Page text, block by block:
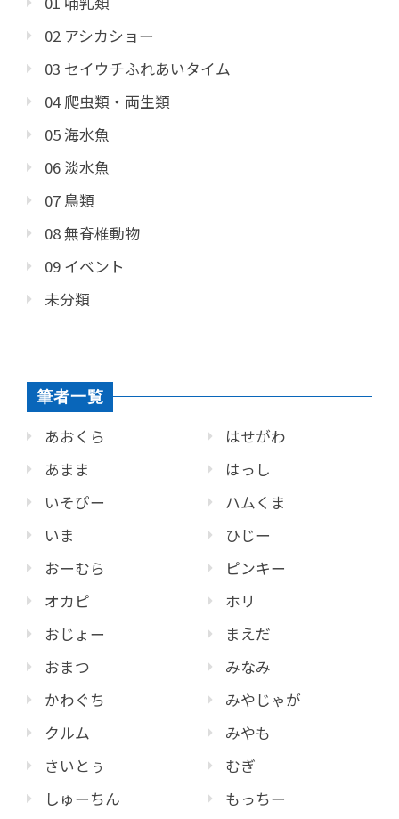
02 アシカショー
03 セイウチふれあいタイム
04 爬虫類・両生類
05 海水魚
06 淡水魚
07 鳥類
08 無脊椎動物
09 イベント
未分類
筆者一覧
あおくら
あまま
いそぴー
いま
おーむら
オカピ
おじょー
おまつ
かわぐち
クルム
さいとぅ
しゅーちん
はせがわ
はっし
ハムくま
ひじー
ピンキー
ホリ
まえだ
みなみ
みやじゃが
みやも
むぎ
もっちー